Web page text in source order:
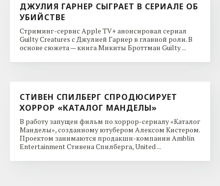
ДЖУЛИЯ ГАРНЕР СЫГРАЕТ В СЕРИАЛЕ ОБ
УБИЙСТВЕ
Стриминг-сервис Apple TV+ анонсировал сериал
Guilty Creatures с Джулией Гарнер в главной роли. В
основе сюжета — книга Микиты Броттман Guilty ...
СТИВЕН СПИЛБЕРГ СПРОДЮСИРУЕТ
ХОРРОР «КАТАЛОГ МАНДЕЛЫ»
В работу запущен фильм по хоррор-сериалу «Каталог
Манделы», созданному ютубером Алексом Кистером.
Проектом занимаются продакшн-компании Amblin
Entertainment Стивена Спилберга, United ...